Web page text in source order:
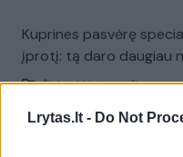
Lrytas.lt - Do Not
Kuprines pasvėrę
įprotį: tą daro daugiau
Žinios | Lietuvos diena